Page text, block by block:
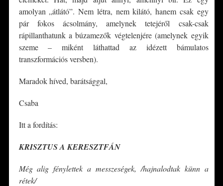
amolyan „átlátó”. Nem létra, nem kilátó, hanem csak egy
pár fokos ácsolmány, amelynek tetejéről csak-csak
rápillanthatunk a búzamezők végtelenjére (amelynek egyik
szeme – miként láthattad az idézett bámulatos
transzformációs versben).
Maradok híved, barátsággal,
Csaba
Itt a fordítás:
KRISZTUS A KERESZTFÁN
Még alig fénylettek a messzeségek, /hajnalodtak künn a
rétek/